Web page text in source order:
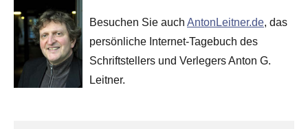
Besuchen Sie auch AntonLeitner.de, das
persönliche Internet-Tagebuch des
Schriftstellers und Verlegers Anton G.
Leitner.